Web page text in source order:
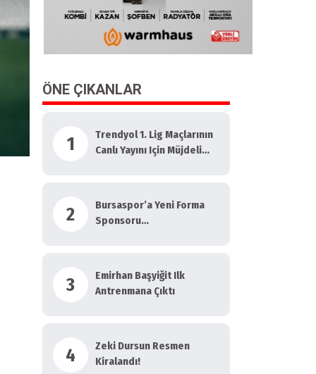
ÖNE ÇIKANLAR
1
Trendyol 1. Lig Maçlarının
Canlı Yayını Için Müjdeli
2
Bursaspor’a Yeni Forma
Sponsoru…
3
Emirhan Başyiğit Ilk
Antrenmana Çıktı
4
Zeki Dursun Resmen
Kiralandı!